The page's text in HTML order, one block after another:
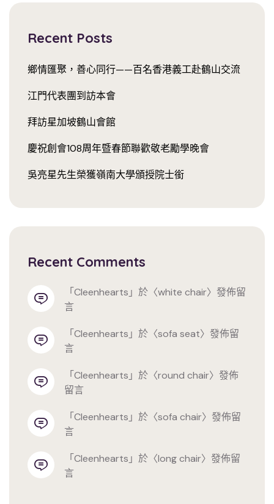
Recent Posts
鄉情匯聚，善心同行——百名香港義工赴鶴山交流
江門代表團到訪本會
拜訪星加坡鶴山會館
慶祝創會108周年暨春節聯歡敬老勵學晚會
吳亮星先生榮獲嶺南大學頒授院士銜
Recent Comments
「 cleenhearts 」於〈white chair〉發佈留
言
「 cleenhearts 」於〈sofa seat〉發佈留
言
「 cleenhearts 」於〈round chair〉發佈
留言
「 cleenhearts 」於〈sofa chair〉發佈留
言
「 cleenhearts 」於〈long chair〉發佈留
言